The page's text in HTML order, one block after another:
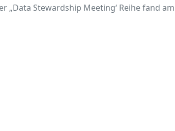
„Data Stewardship Meeting‘ Reihe fand